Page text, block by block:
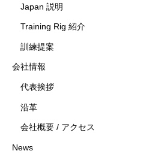
Japan 説明
Training Rig 紹介
訓練提案
会社情報
代表挨拶
沿革
会社概要 / アクセス
News